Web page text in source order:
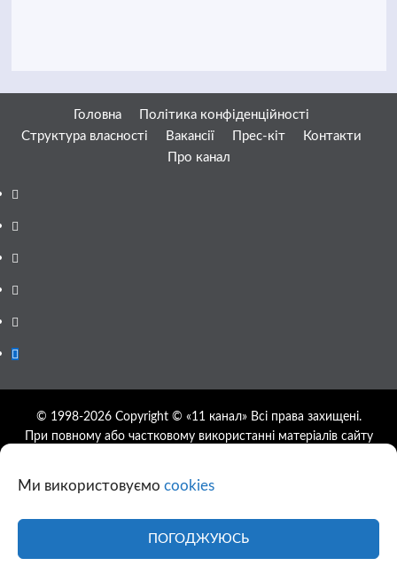
Ми використовуємо cookies
ПОГОДЖУЮСЬ
Головна
Політика конфіденційності
Структура власності
Вакансії Прес-кіт
Контакти
Про канал
Facebook
YouTube
Telegram
Instagram
Twitter
Google
© 1998-2026 Copyright © «11 канал» Всі права захищені.
При повному або частковому використанні матеріалів сайту
дозволяється за умови посилання на джерело та прямого